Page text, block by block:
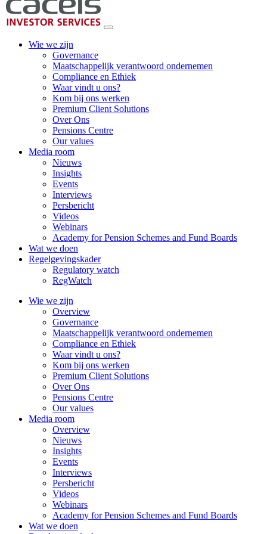
Wie we zijn
Governance
Maatschappelijk verantwoord ondernemen
Compliance en Ethiek
Waar vindt u ons?
Kom bij ons werken
Premium Client Solutions
Over Ons
Pensions Centre
Our values
Media room
Nieuws
Insights
Events
Interviews
Persbericht
Videos
Webinars
Academy for Pension Schemes and Fund Boards
Wat we doen
Regelgevingskader
Regulatory watch
RegWatch
Wie we zijn
Overview
Governance
Maatschappelijk verantwoord ondernemen
Compliance en Ethiek
Waar vindt u ons?
Kom bij ons werken
Premium Client Solutions
Over Ons
Pensions Centre
Our values
Media room
Overview
Nieuws
Insights
Events
Interviews
Persbericht
Videos
Webinars
Academy for Pension Schemes and Fund Boards
Wat we doen